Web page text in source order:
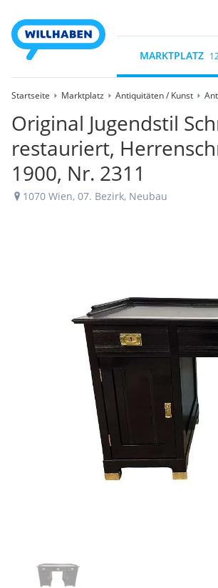
MARKTPLATZ
Startseite Marktplatz Antiquitäten / Kunst
Original Jugendstil
restauriert,
1900, Nr. 2311
1070 Wien, 07. Bezirk, Neubau